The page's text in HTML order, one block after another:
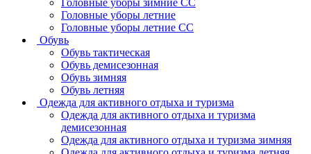
Головные уборы зимние СС
Головные уборы летние
Головные уборы летние СС
Обувь
Обувь тактическая
Обувь демисезонная
Обувь зимняя
Обувь летняя
Одежда для активного отдыха и туризма
Одежда для активного отдыха и туризма
демисезонная
Одежда для активного отдыха и туризма зимняя